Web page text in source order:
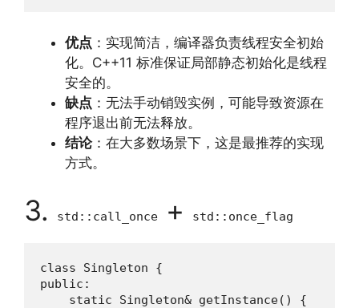
优点 ：实现简洁，编译器负责线程安全初始
化。C++11 标准保证局部静态初始化是线程
安全的。
缺点 ：无法手动销毁实例，可能导致资源在
程序退出前无法释放。
结论：在大多数场景下，这是最推荐的实现
方式。
3. std::call_once + std::once_flag
class Singleton {
public:
    static Singleton& getInstance() {